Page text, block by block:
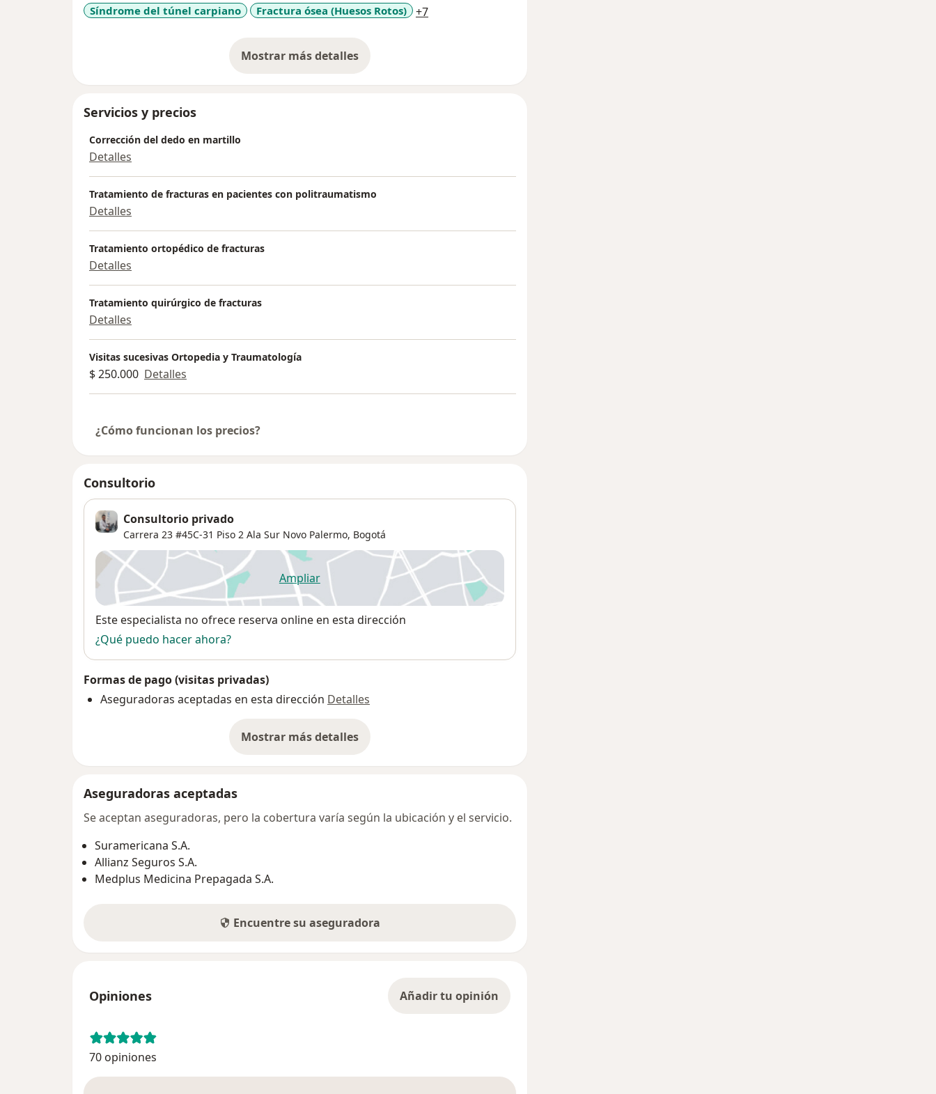
Síndrome del túnel carpiano
Fractura ósea (Huesos Rotos) +7a11y_sr_more_diseases
Mostrar más detalles
sobre la experiencia
Servicios y precios
Corrección del dedo en martillo
Detalles
Tratamiento de fracturas en pacientes con politraumatismo
Detalles
Tratamiento ortopédico de fracturas
Detalles
Tratamiento quirúrgico de fracturas
Detalles
Visitas sucesivas Ortopedia y Traumatología
$ 250.000 Detalles
¿Cómo funcionan los precios?
Consultorio
Consultorio privado
Carrera 23 #45C-31 Piso 2 Ala Sur Novo Palermo, Bogotá
Ampliarse abre en una nueva pestaña
Disponibilidad
Este especialista no ofrece reserva online en esta dirección
¿Qué puedo hacer ahora?
Formas de pago (visitas privadas)
Aseguradoras aceptadas en esta dirección Detalles
Mostrar más detalles
sobre la dirección
Aseguradoras aceptadas
Se aceptan aseguradoras, pero la cobertura varía según la ubicación y el servicio.
Suramericana S.A.
Allianz Seguros S.A.
Medplus Medicina Prepagada S.A.
Encuentre su aseguradora
Opiniones Añadir tu opinión
70 opiniones